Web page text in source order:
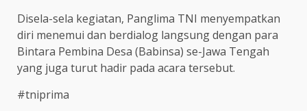
Disela-sela kegiatan, Panglima TNI menyempatkan
diri menemui dan berdialog langsung dengan para
Bintara Pembina Desa (Babinsa) se-Jawa Tengah
yang juga turut hadir pada acara tersebut.
#tniprima